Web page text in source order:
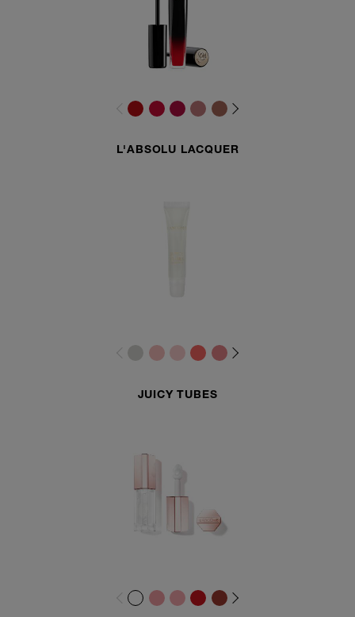
L'ABSOLU LACQUER
JUICY TUBES